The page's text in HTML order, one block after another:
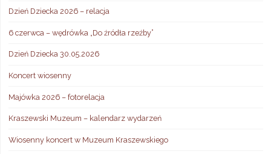
Dzień Dziecka 2026 – relacja
6 czerwca – wędrówka „Do źródła rzeźby”
Dzień Dziecka 30.05.2026
Koncert wiosenny
Majówka 2026 – fotorelacja
Kraszewski Muzeum – kalendarz wydarzeń
Wiosenny koncert w Muzeum Kraszewskiego